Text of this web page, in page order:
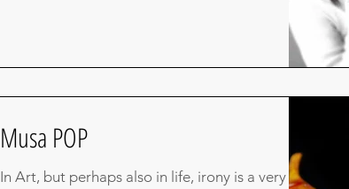
Musa POP
In Art, but perhaps also in life, irony is a very